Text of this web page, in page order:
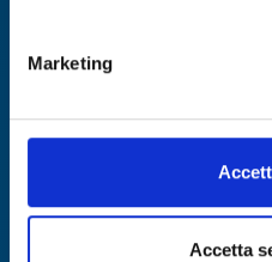
Marketing
Accetta
Scade il07